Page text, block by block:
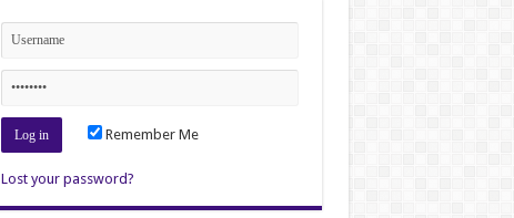
Remember Me
Lost your password?